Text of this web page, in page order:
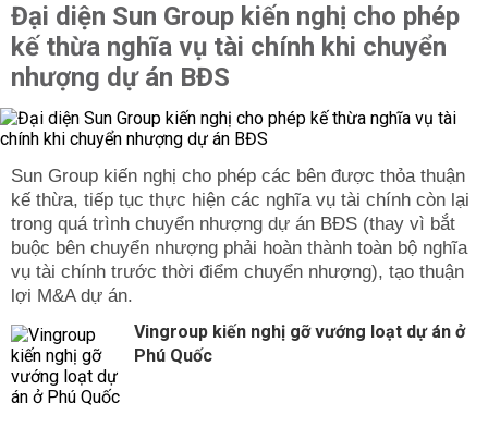
Đại diện Sun Group kiến nghị cho phép
kế thừa nghĩa vụ tài chính khi chuyển
nhượng dự án BĐS
Sun Group kiến nghị cho phép các bên được thỏa thuận
kế thừa, tiếp tục thực hiện các nghĩa vụ tài chính còn lại
trong quá trình chuyển nhượng dự án BĐS (thay vì bắt
buộc bên chuyển nhượng phải hoàn thành toàn bộ nghĩa
vụ tài chính trước thời điểm chuyển nhượng), tạo thuận
lợi M&A dự án.
Vingroup kiến nghị gỡ vướng loạt dự án ở
Phú Quốc